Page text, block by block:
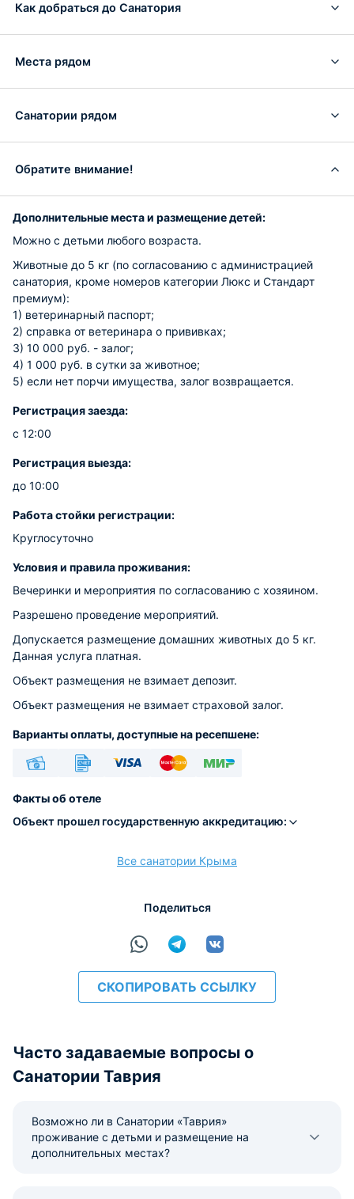
Как добраться до Санатория
Места рядом
Санатории рядом
Обратите внимание!
Дополнительные места и размещение детей:
Можно с детьми любого возраста.
Животные до 5 кг (по согласованию c администрацией
санатория, кроме номеров категории Люкс и Стандарт
премиум):
1) ветеринарный паспорт;
2) справка от ветеринара о прививках;
3) 10 000 руб. - залог;
4) 1 000 руб. в сутки за животное;
5) если нет порчи имущества, залог возвращается.
Регистрация заезда:
с 12:00
Регистрация выезда:
до 10:00
Работа стойки регистрации:
Круглосуточно
Условия и правила проживания:
Вечеринки и мероприятия по согласованию с хозяином.
Разрешено проведение мероприятий.
Допускается размещение домашних животных до 5 кг.
Данная услуга платная.
Объект размещения не взимает депозит.
Объект размещения не взимает страховой залог.
Варианты оплаты, доступные на ресепшене:
Факты об отеле
Объект прошел государственную аккредитацию:
Все санатории Крыма
Поделиться
СКОПИРОВАТЬ ССЫЛКУ
Часто задаваемые вопросы о
Санатории Таврия
Возможно ли в Санатории «Таврия»
проживание с детьми и размещение на
дополнительных местах?